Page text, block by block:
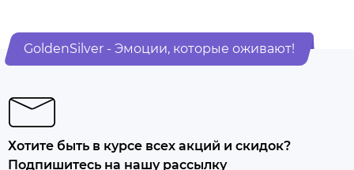
GoldenSilver - Эмоции, которые оживают!
Хотите быть в курсе всех акций и скидок?
Подпишитесь на нашу рассылку